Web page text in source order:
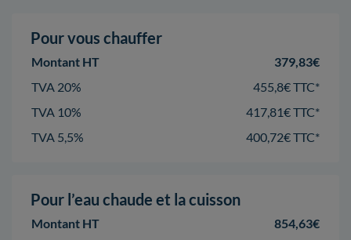
Pour vous chauffer
Montant HT
379,83€
TVA 20%
455,8€ TTC*
TVA 10%
417,81€ TTC*
TVA 5,5%
400,72€ TTC*
Pour l’eau chaude et la cuisson
Montant HT
854,63€